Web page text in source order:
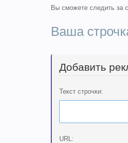
Вы сможете следить за
Ваша
Добавить
Текст строчки:
URL: